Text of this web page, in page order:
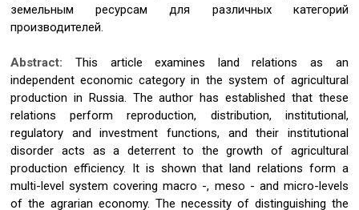
земельным ресурсам для различных категорий
производителей.
Abstract:This article examines land relations as an
independent economic category in the system of agricultural
production in Russia. The author has established that these
relations perform reproduction, distribution, institutional,
regulatory and investment functions, and their institutional
disorder acts as a deterrent to the growth of agricultural
production efficiency. It is shown that land relations form a
multi-level system covering macro -, meso - and micro-levels
of the agrarian economy. The necessity of distinguishing the